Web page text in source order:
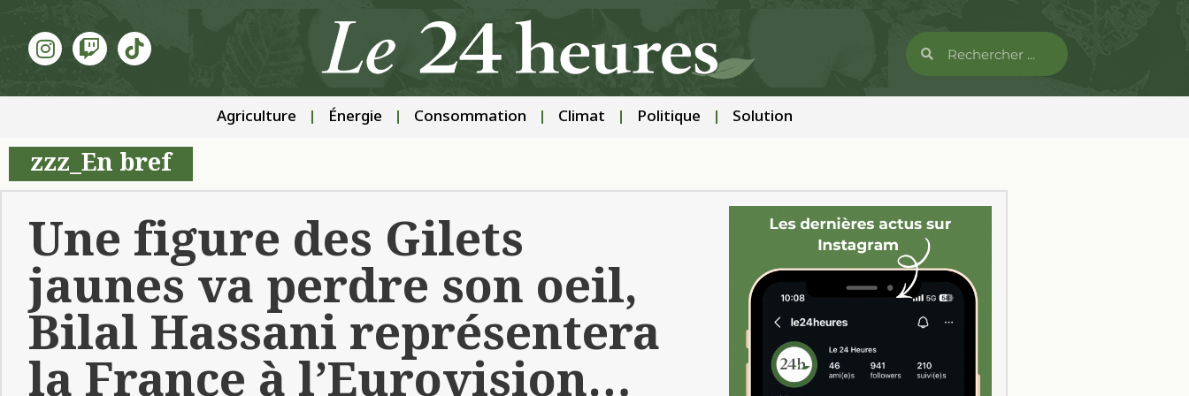
Agriculture Énergie Consommation Climat Politique Solution
zzz_En bref
Une figure des Gilets
jaunes va perdre son oeil,
Bilal Hassani représentera
la France à l’Eurovision…